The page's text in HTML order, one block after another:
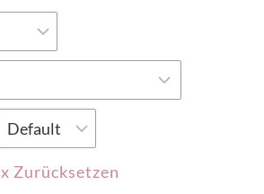
x Zurücksetzen